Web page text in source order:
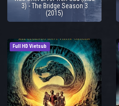
3) - The Bridge Season 3
(2015)
Full HD Vietsub